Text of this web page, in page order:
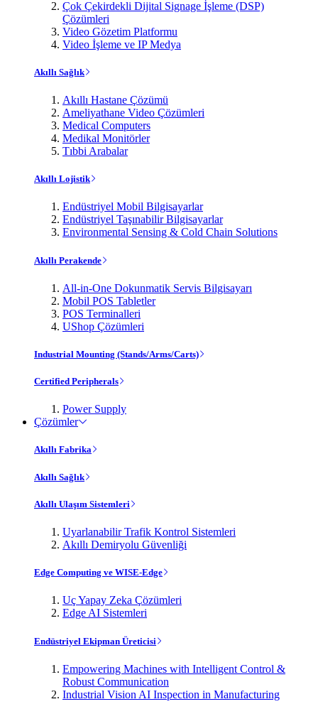
Çok Çekirdekli Dijital Signage İşleme (DSP)
Çözümleri
Video Gözetim Platformu
Video İşleme ve IP Medya
Akıllı Sağlık
Akıllı Hastane Çözümü
Ameliyathane Video Çözümleri
Medical Computers
Medikal Monitörler
Tıbbi Arabalar
Akıllı Lojistik
Endüstriyel Mobil Bilgisayarlar
Endüstriyel Taşınabilir Bilgisayarlar
Environmental Sensing & Cold Chain Solutions
Akıllı Perakende
All-in-One Dokunmatik Servis Bilgisayarı
Mobil POS Tabletler
POS Terminalleri
UShop Çözümleri
Industrial Mounting (Stands/Arms/Carts)
Certified Peripherals
Power Supply
Çözümler
Akıllı Fabrika
Akıllı Sağlık
Akıllı Ulaşım Sistemleri
Uyarlanabilir Trafik Kontrol Sistemleri
Akıllı Demiryolu Güvenliği
Edge Computing ve WISE-Edge
Uç Yapay Zeka Çözümleri
Edge AI Sistemleri
Endüstriyel Ekipman Üreticisi
Empowering Machines with Intelligent Control &
Robust Communication
Industrial Vision AI Inspection in Manufacturing